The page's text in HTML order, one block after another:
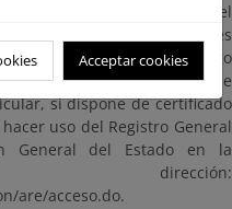
39/2015, de 1 de octubre, del
de las Administraciones
de Costas en Murcia (código
las referencias que
si dispone de certificado
uso del Registro General
General del Estado en la
are/acceso.do.
Acceptar cookies